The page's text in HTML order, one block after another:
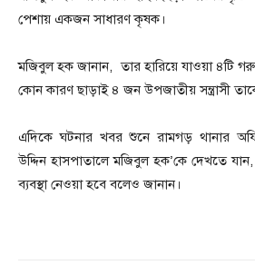
পেশায় একজন সাধারণ কৃষক।
মজিবুল হক জানান, তার হারিয়ে যাওয়া ৪টি
কোন কারণ ছাড়াই ৪ জন উপজাতীয় সন্ত্রাসী
এদিকে ঘটনার খবর শুনে রামগড় থানার
উদ্দিন হাসপাতালে মজিবুল হক’কে দেখতে
ব্যবস্থা নেওয়া হবে বলেও জানান।